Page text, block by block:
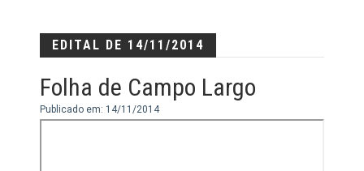
EDITAL DE 14/11/2014
Folha de Campo Largo
Publicado em: 14/11/2014